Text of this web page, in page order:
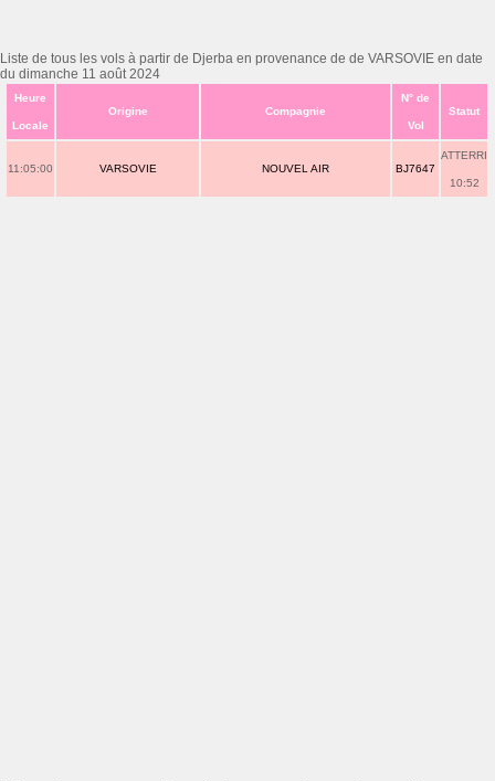
Liste de tous les vols à partir de Djerba en provenance de de VARSOVIE en date
du dimanche 11 août 2024
Heure
Locale
Origine Compagnie
N° de
Vol
Statut
11:05:00 VARSOVIE NOUVEL AIR BJ7647
ATTERRI
10:52